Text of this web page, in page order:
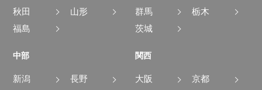
秋田
山形
福島
群馬
栃木
茨城
中部
新潟
長野
関西
大阪
京都